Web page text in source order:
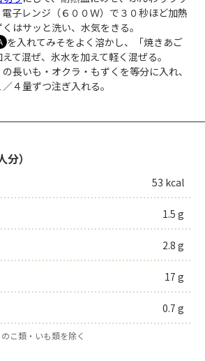
子レンジ（６００Ｗ）で３０秒ほど加熱
はサッと洗い、水気をきる。
を入れてみそをよく溶かし、「焼きあご
て混ぜ、氷水を加えて軽く混ぜる。
長いも・オクラ・もずくを等分に入れ、
／４量ずつ注ぎ入れる。
）
53 kcal
1.5 g
2.8 g
17 g
0.7 g
こ類・いも類を除く